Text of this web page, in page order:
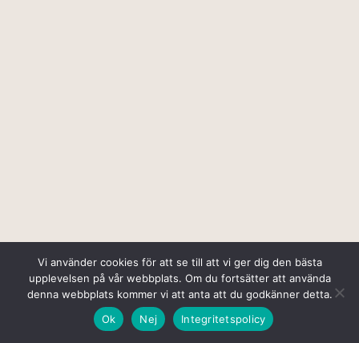
Vi använder cookies för att se till att vi ger dig den bästa
upplevelsen på vår webbplats. Om du fortsätter att använda
denna webbplats kommer vi att anta att du godkänner detta.
Ok
Nej Integritetspolicy